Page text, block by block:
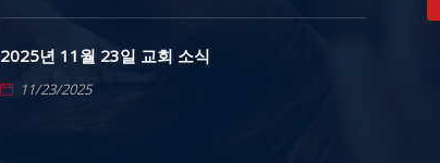
2025년 11월 23일 교회 소식
11/23/2025